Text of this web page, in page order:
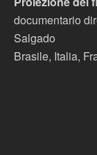
documentario
Salgado
Brasile, Italia,